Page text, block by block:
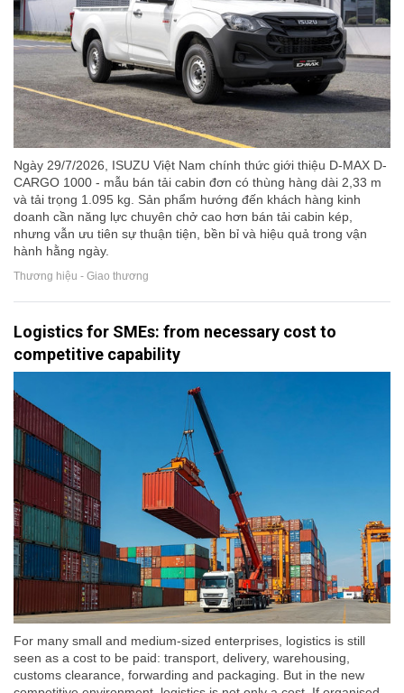
Ngày 29/7/2026, ISUZU Việt Nam chính thức giới thiệu D-MAX D-
CARGO 1000 - mẫu bán tải cabin đơn có thùng hàng dài 2,33 m
và tải trọng 1.095 kg. Sản phẩm hướng đến khách hàng kinh
doanh cần năng lực chuyên chở cao hơn bán tải cabin kép,
nhưng vẫn ưu tiên sự thuận tiện, bền bỉ và hiệu quả trong vận
hành hằng ngày.
Thương hiệu - Giao thương
Logistics for SMEs: from necessary cost to
competitive capability
For many small and medium-sized enterprises, logistics is still
seen as a cost to be paid: transport, delivery, warehousing,
customs clearance, forwarding and packaging. But in the new